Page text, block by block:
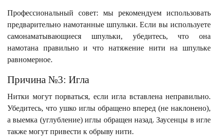
Профессиональный совет: мы рекомендуем использовать
предварительно намотанные шпульки. Если вы используете
самонаматывающиеся шпульки, убедитесь, что она
намотана правильно и что натяжение нити на шпульке
равномерное.
Причина №3: Игла
Нитки могут порваться, если игла вставлена неправильно.
Убедитесь, что ушко иглы обращено вперед (не наклонено),
а выемка (углубление) иглы обращен назад. Заусенцы в игле
также могут привести к обрыву нити.